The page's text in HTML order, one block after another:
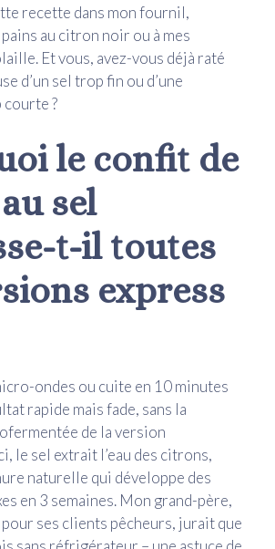
recette dans mon fournil,
pains au citron noir ou à mes
Et vous, avez-vous déjà raté
d’un sel trop fin ou d’une
?
le confit de
sel
t-il toutes
express
ondes ou cuite en 10 minutes
rapide mais fade, sans la
de la version
le sel extrait l’eau des citrons,
naturelle qui développe des
en 3 semaines. Mon grand-père,
ses clients pêcheurs, jurait que